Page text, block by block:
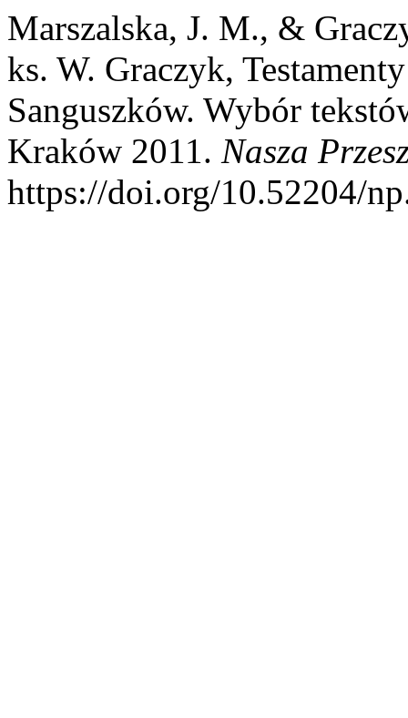
Marszalska, J. M., &
ks. W. Graczyk,
Sanguszków. Wybór
Kraków 2011. Nasza
https://doi.org/10.52204/